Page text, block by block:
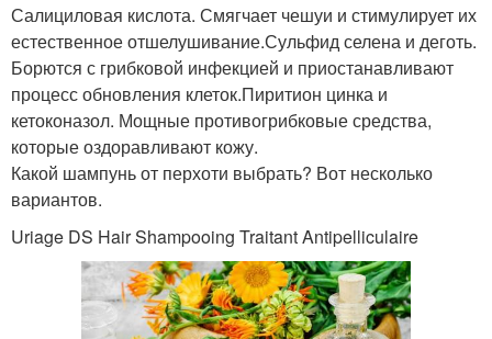
Салициловая кислота. Смягчает чешуи и стимулирует их
естественное отшелушивание.Сульфид селена и деготь.
Борются с грибковой инфекцией и приостанавливают
процесс обновления клеток.Пиритион цинка и
кетоконазол. Мощные противогрибковые средства,
которые оздоравливают кожу.
Какой шампунь от перхоти выбрать? Вот несколько
вариантов.
Uriage DS Hair Shampooing Traitant Antipelliculaire